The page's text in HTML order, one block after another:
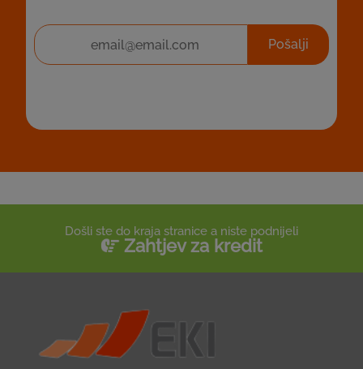
Pošalji
Došli ste do kraja stranice a niste podnijeli
Zahtjev za kredit